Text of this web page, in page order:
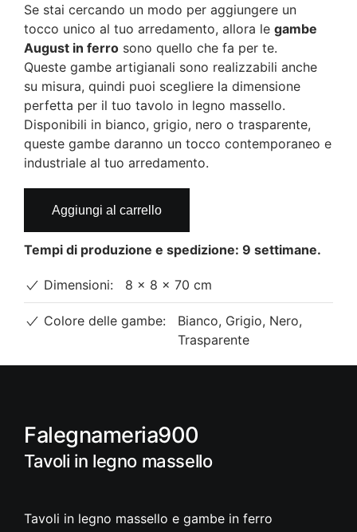
Se stai cercando un modo per aggiungere un
tocco unico al tuo arredamento, allora le gambe
August in ferro sono quello che fa per te.
Queste gambe artigianali sono realizzabili anche
su misura, quindi puoi scegliere la dimensione
perfetta per il tuo tavolo in legno massello.
Disponibili in bianco, grigio, nero o trasparente,
queste gambe daranno un tocco contemporaneo e
industriale al tuo arredamento.
August
in
ferro
Aggiungi al carrello
Tempi di produzione e spedizione: 9 settimane.
Dimensioni: 8 × 8 × 70 cm
Colore delle gambe:
Bianco, Grigio, Nero,
Trasparente
Falegnameria900
Tavoli in legno massello
Tavoli in legno massello e gambe in ferro